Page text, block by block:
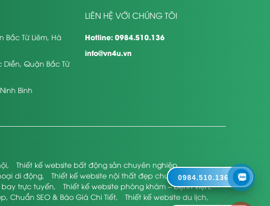
Bắc Từ Liêm, Hà
Quận Bắc Từ
Bình
LIÊN HỆ VỚI CHÚNG TÔI
Hotline: 0984.510.136
info@vn4u.vn
, Thiết kế website bất động sản chuyên nghiệp,
di động, Thiết kế website nội thất đẹp chuyên nghiệp,
bay trực tuyến, Thiết kế website phòng khám – bệnh viện,
Chuẩn SEO & Báo Giá Chi Tiết, Thiết kế website du lịch,
0984.510.136